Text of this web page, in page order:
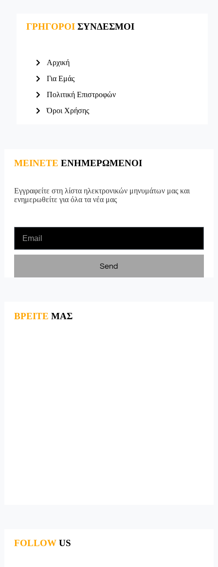
ΓΡΗΓΟΡΟΙΣΥΝΔΕΣΜΟΙ
Αρχική
Για Εμάς
Πολιτική Επιστροφών
Όροι Χρήσης
ΜΕΙΝΕΤΕ ΕΝΗΜΕΡΩΜΕΝΟΙ
Εγγραφείτε στη λίστα ηλεκτρονικών μηνυμάτων μας και
ενημερωθείτε για όλα τα νέα μας
Send
ΒΡΕΙΤΕ ΜΑΣ
FOLLOWUS